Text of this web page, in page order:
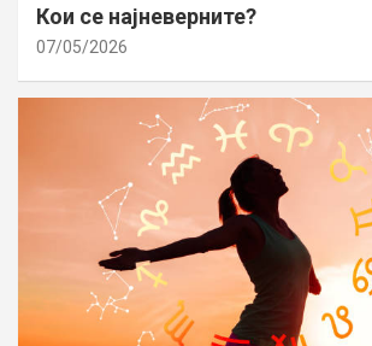
Кои се најневерните?
07/05/2026